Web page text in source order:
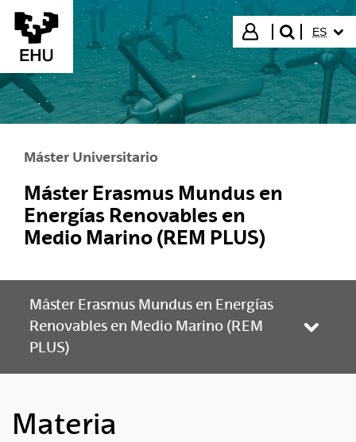
Saltar al contenido principal
Iniciar sesión
buscar"
ES
Máster Universitario
Máster Erasmus Mundus en
Energías Renovables en
Medio Marino (REM PLUS)
Máster Erasmus Mundus en Energías
Renovables en Medio Marino (REM
PLUS)
Materia